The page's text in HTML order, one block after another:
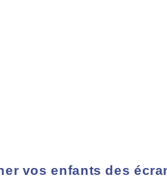
vos enfants des